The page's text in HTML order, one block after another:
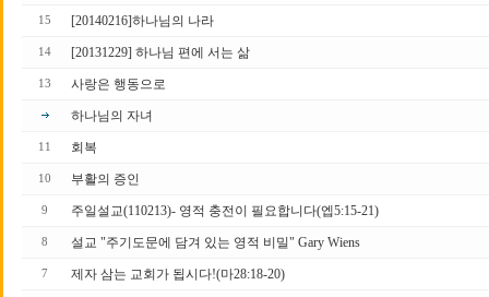
15 [20140216]하나님의 나라
14 [20131229] 하나님 편에 서는 삶
13 사랑은 행동으로
하나님의 자녀
11 회복
10 부활의 증인
9 주일설교(110213)- 영적 충전이 필요합니다(엡5:15-21)
8 설교 "주기도문에 담겨 있는 영적 비밀" Gary Wiens
7 제자 삼는 교회가 됩시다!(마28:18-20)